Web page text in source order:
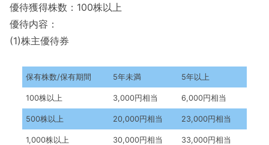
優待獲得株数：100株以上
優待内容：
(1)株主優待券
保有株数/保有期間 5年未満 5年以上
100株以上 3,000円相当 6,000円相当
500株以上 20,000円相当 23,000円相当
1,000株以上 30,000円相当 33,000円相当